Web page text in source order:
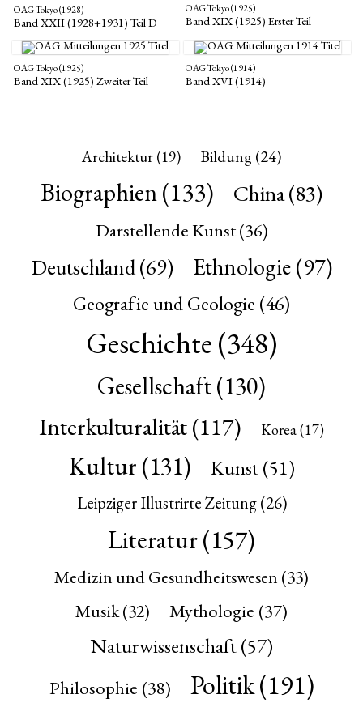
OAG Tokyo (1928)
Band XXII (1928+1931) Teil D
OAG Tokyo (1925)
Band XIX (1925) Erster Teil
OAG Tokyo (1925)
Band XIX (1925) Zweiter Teil
OAG Tokyo (1914)
Band XVI (1914)
Architektur (19) Bildung(24)
Biographien(133) China(83)
Darstellende Kunst(36)
Deutschland(69) Ethnologie(97)
Geografie und Geologie (46)
Geschichte(348)
Gesellschaft(130)
Interkulturalität(117) Korea(17)
Kultur (131) Kunst(51)
Leipziger Illustrirte Zeitung(26)
Literatur(157)
Medizin und Gesundheitswesen (33)
Musik(32) Mythologie (37)
Naturwissenschaft(57)
Philosophie (38) Politik(191)